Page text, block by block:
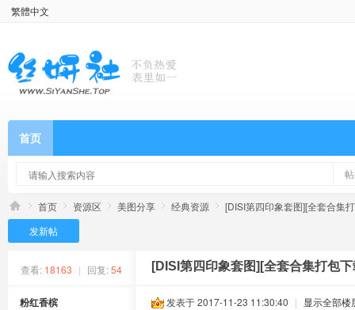
繁體中文
首页
首页 资源区 美图分享 经典资源
[DISI第四印象套图][全套合集
发新帖
查看: 18163 | 回复:54 [DISI第四印象套图][全套合集打包
粉红香槟 发表于 2017-11-23 11:30:40 | 显示全部楼